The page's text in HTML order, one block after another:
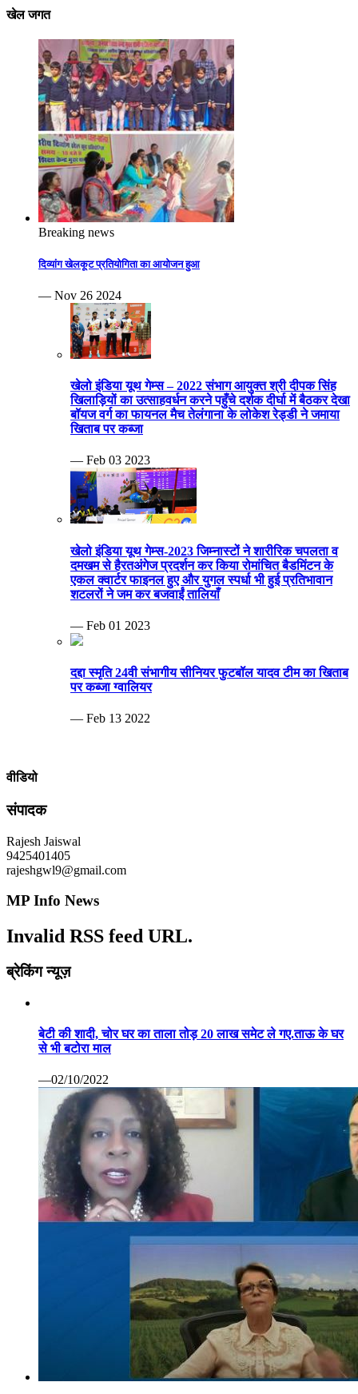
खेल जगत
Breaking news
दिव्यांग खेलकूट प्रतियोगिता का आयोजन हुआ
— Nov 26 2024
खेलो इंडिया यूथ गेम्स – 2022 संभाग आयुक्त श्री दीपक सिंह
खिलाड़ियों का उत्साहवर्धन करने पहुँचे दर्शक दीर्घा में बैठकर देखा
बॉयज वर्ग का फायनल मैच तेलंगाना के लोकेश रेड्डी ने जमाया
खिताब पर कब्जा
— Feb 03 2023
खेलो इंडिया यूथ गेम्स-2023 जिम्नास्टों ने शारीरिक चपलता व
दमखम से हैरतअंगेज प्रदर्शन कर किया रोमांचित बैडमिंटन के
एकल क्वार्टर फाइनल हुए और युगल स्पर्धा भी हुई प्रतिभावान
शटलरों ने जम कर बजवाईं तालियाँ
— Feb 01 2023
दद्दा स्मृति 24वी संभागीय सीनियर फुटबॉल यादव टीम का खिताब
पर कब्जा ग्वालियर
— Feb 13 2022
वीडियो
संपादक
Rajesh Jaiswal
9425401405
rajeshgwl9@gmail.com
MP Info News
Invalid RSS feed URL.
ब्रेकिंग न्यूज़
बेटी की शादी, चोर घर का ताला तोड़ 20 लाख समेट ले गए.ताऊ के घर
से भी बटोरा माल
—02/10/2022